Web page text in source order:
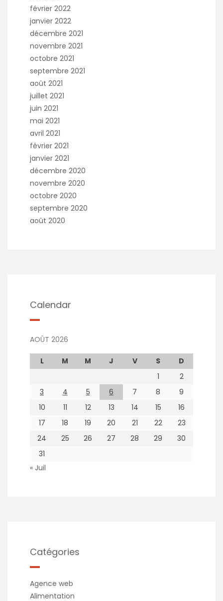
février 2022
janvier 2022
décembre 2021
novembre 2021
octobre 2021
septembre 2021
août 2021
juillet 2021
juin 2021
mai 2021
avril 2021
février 2021
janvier 2021
décembre 2020
novembre 2020
octobre 2020
septembre 2020
août 2020
Calendar
AOÛT 2026
L M M J V S
D
1
2
3
4 5 6 7 8
9
10
11 12 13 14 15
16
17
18 19 20 21 22
23
24
25 26 27 28 29
30
31
« Juil
Catégories
Agence web
Alimentation